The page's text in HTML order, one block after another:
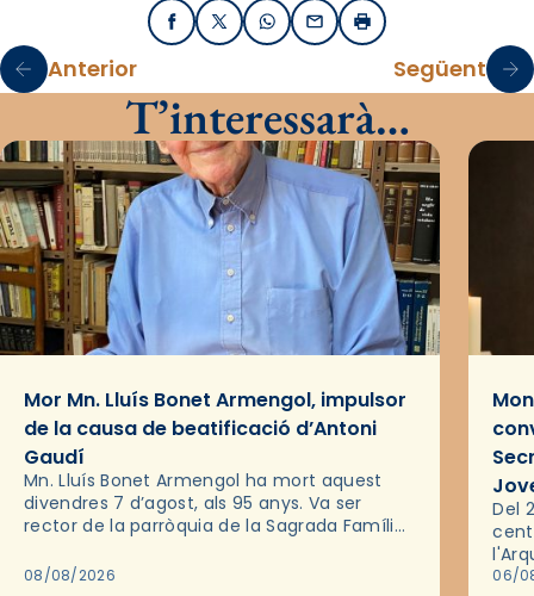
FacebookX / TwitterWhatsApp
EmailImprimir
Anterior Següent
T’interessarà…
Mor Mn. Lluís Bonet Armengol, impulsor
de la causa de beatificació d’Antoni
Gaudí
Mn. Lluís Bonet Armengol ha mort aquest
divendres 7 d’agost, als 95 anys. Va ser
rector de la parròquia de la Sagrada Família
2018,…
08/08/2026
Del
les
06/